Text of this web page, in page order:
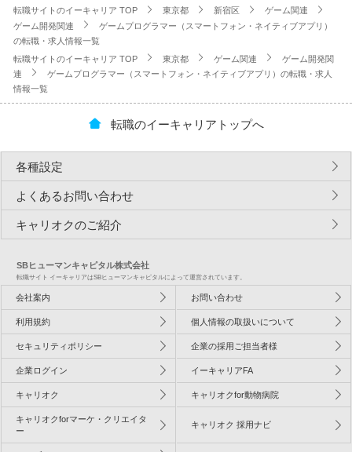
転職サイトのイーキャリア TOP 東京都 新宿区
ゲーム関連
ゲーム開発関連
ゲームプログラマー（スマートフォン・ネイティブアプリ）
の転職・求人情報一覧
転職サイトのイーキャリア TOP
東京都 ゲーム関連
ゲーム開発関
連
ゲームプログラマー（スマートフォン・ネイティブアプリ）の転職・求人
情報一覧
転職のイーキャリアトップへ
各種設定
よくあるお問い合わせ
キャリオクのご紹介
SBヒューマンキャピタル株式会社
転職サイト イーキャリアはSBヒューマンキャピタルによって運営されています。
会社案内 お問い合わせ
利用規約 個人情報の取扱いについて
セキュリティポリシー 企業の採用ご担当者様
企業ログイン イーキャリアFA
キャリオク キャリオクfor動物病院
キャリオクforマーケ・クリエイタ
ー
キャリオク 採用ナビ